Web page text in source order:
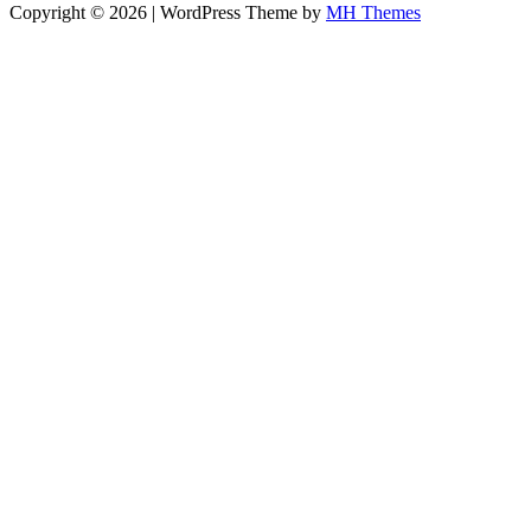
Copyright © 2026 | WordPress Theme by MH Themes